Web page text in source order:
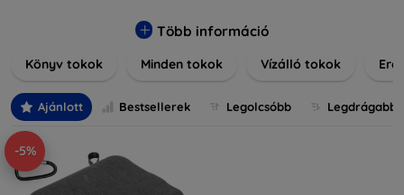
nálunk mindenki megtalálja a stílusához leginkább illő
különlegesebbé eszközeit a tökéletes tokkal!
Több információ
Könyv tokok Minden tokok Vízálló tokok
Ajánlott Bestsellerek Legolcsóbb Legdrágabb
-5%